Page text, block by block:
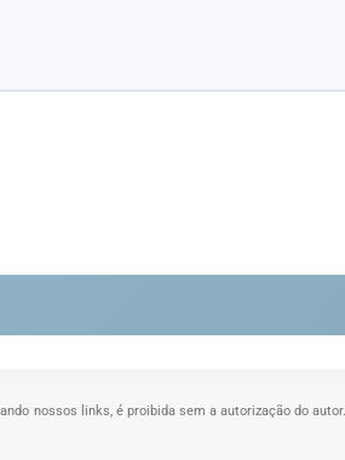
nossos links, é proibida sem a autorização do